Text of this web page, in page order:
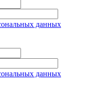
данных
данных